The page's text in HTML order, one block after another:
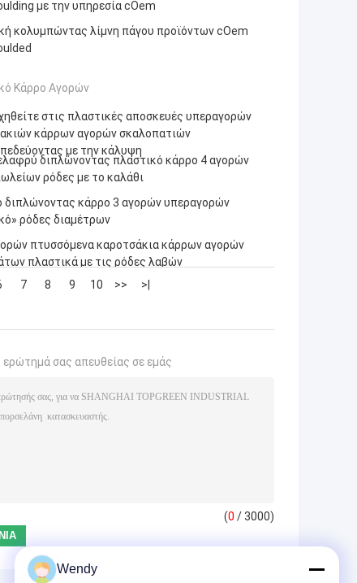
με την υπηρεσία cOem
κολυμπώντας λίμνη πάγου προϊόντων cOem
Κάρρο Αγορών
στις πλαστικές αποσκευές υπεραγορών
κάρρων αγορών σκαλοπατιών
με την κάλυψη
διπλώνοντας πλαστικό κάρρο 4 αγορών
ρόδες με το καλάθι
διπλώνοντας κάρρο 3 αγορών υπεραγορών
ρόδες διαμέτρων
πτυσσόμενα καροτσάκια κάρρων αγορών
πλαστικά με τις ρόδες λαβών
7 8 9 10 >> >|
ερώτημά σας απευθείας σε εμάς
(0 / 3000)
Wendy